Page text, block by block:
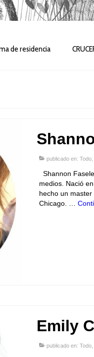
de residencia
publicado en: Todo,
Shannon
medios. Nació
hecho un
Chicago. …
Emily
publicado en: Todo,